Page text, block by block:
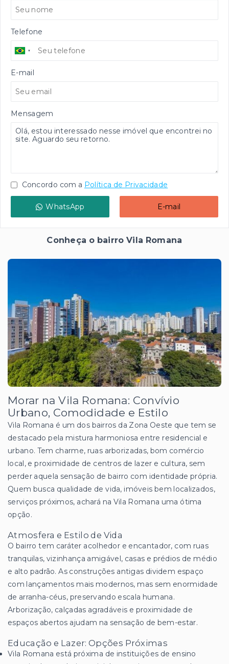
Telefone
E-mail
Mensagem
Concordo com a Política de Privacidade
WhatsApp E-mail
Conheça o bairro Vila Romana
Morar na Vila Romana: Convívio
Urbano, Comodidade e Estilo
Vila Romana é um dos bairros da Zona Oeste que tem se
destacado pela mistura harmoniosa entre residencial e
urbano. Tem charme, ruas arborizadas, bom comércio
local, e proximidade de centros de lazer e cultura, sem
perder aquela sensação de bairro com identidade própria.
Quem busca qualidade de vida, imóveis bem localizados,
serviços próximos, achará na Vila Romana uma ótima
opção.
Atmosfera e Estilo de Vida
O bairro tem caráter acolhedor e encantador, com ruas
tranquilas, vizinhança amigável, casas e prédios de médio
e alto padrão. As construções antigas dividem espaço
com lançamentos mais modernos, mas sem enormidade
de arranha-céus, preservando escala humana.
Arborização, calçadas agradáveis e proximidade de
espaços abertos ajudam na sensação de bem-estar.
Educação e Lazer: Opções Próximas
Vila Romana está próxima de instituições de ensino